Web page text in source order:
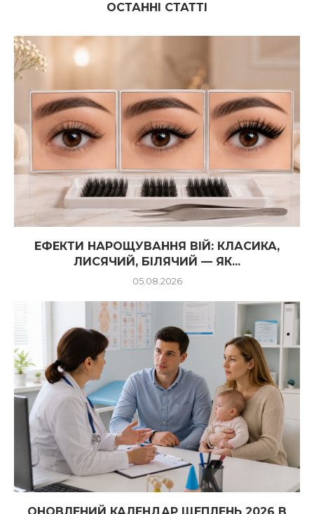
ОСТАННІ СТАТТІ
ЕФЕКТИ НАРОЩУВАННЯ ВІЙ: КЛАСИКА,
ЛИСЯЧИЙ, БІЛЯЧИЙ — ЯК...
05.08.2026